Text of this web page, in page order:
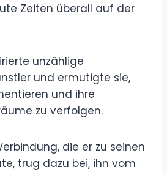
Zeiten überall auf der
unzählige
und ermutigte sie,
und ihre
zu verfolgen.
die er zu seinen
trug dazu bei, ihn vom